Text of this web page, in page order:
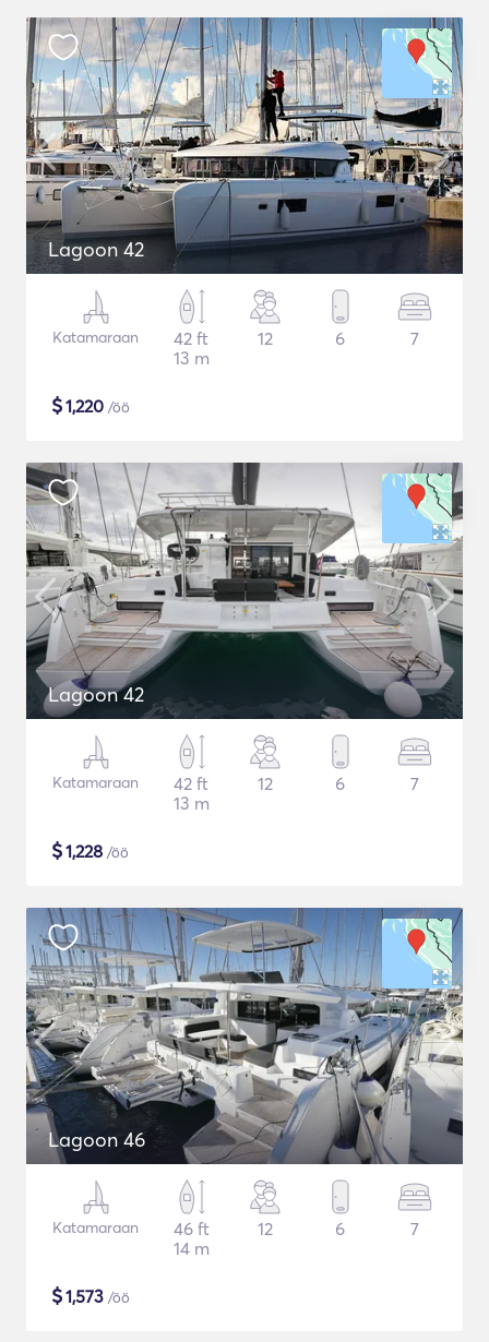
Lagoon 42
Katamaraan
42 ft
13 m
12 6 7
$1,220 /öö
Lagoon 42
Katamaraan
42 ft
13 m
12 6 7
$1,228 /öö
Lagoon 46
Katamaraan
46 ft
14 m
12 6 7
$1,573 /öö